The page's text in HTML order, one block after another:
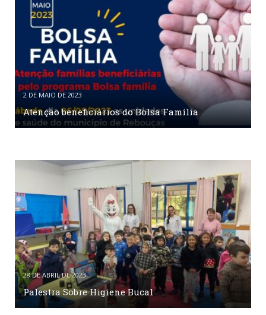
2 DE MAIO DE 2023
Atenção beneficiários do Bolsa Família
28 DE ABRIL DE 2023
Palestra Sobre Higiene Bucal